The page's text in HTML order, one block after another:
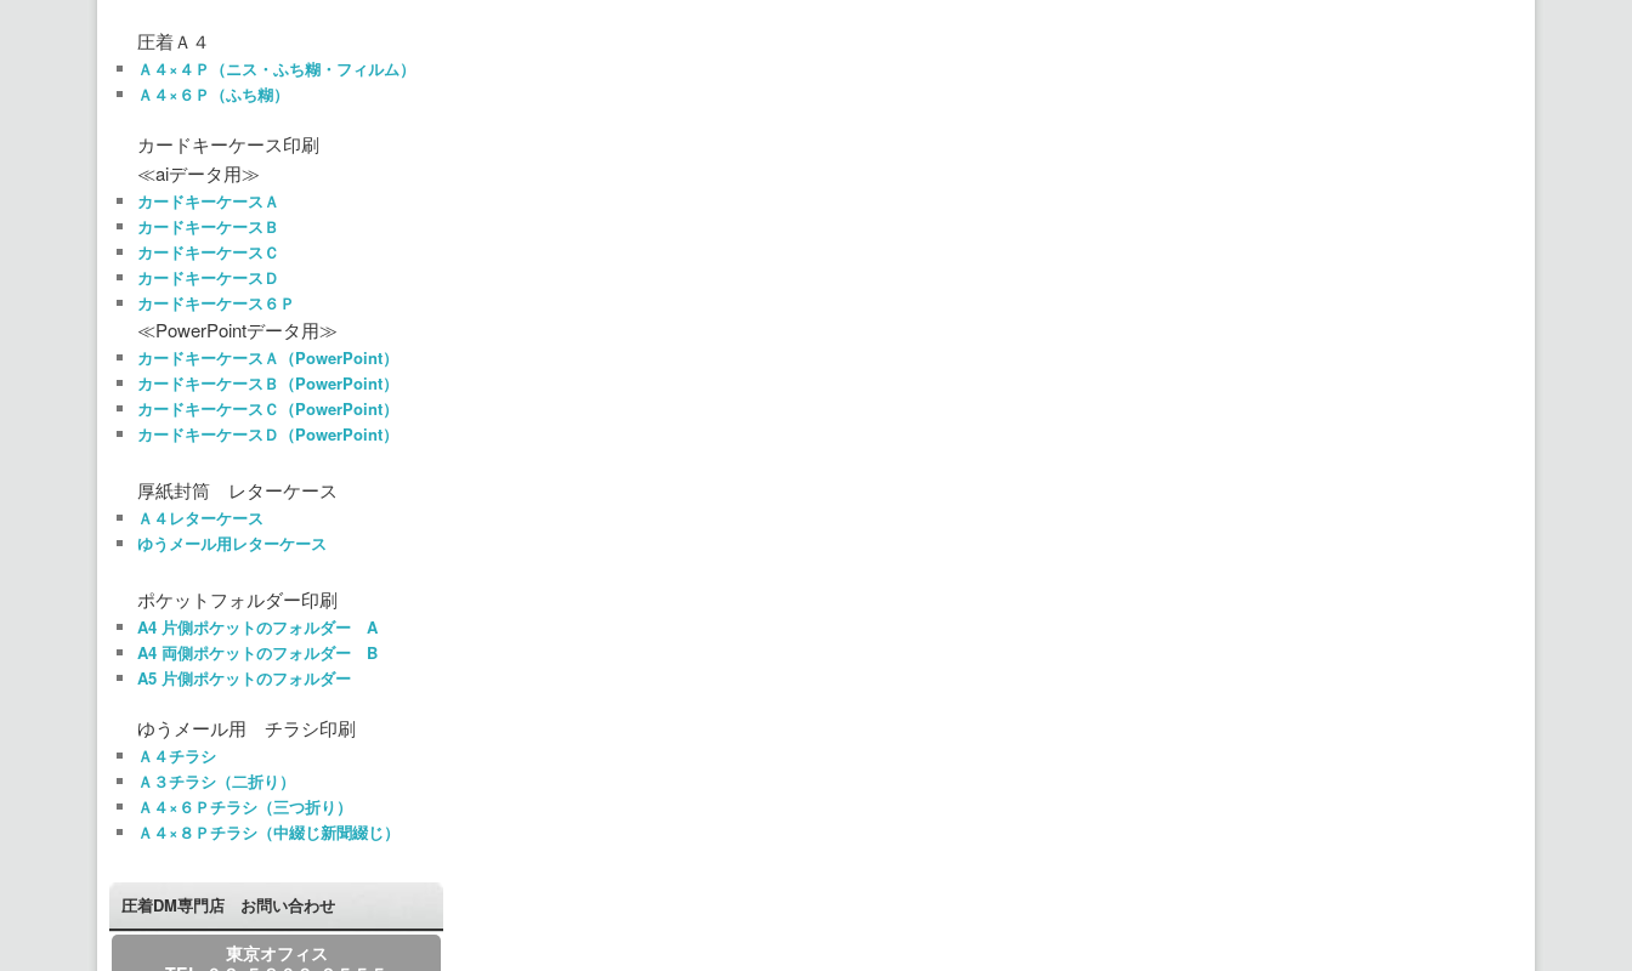
圧着Ａ４
Ａ４×４Ｐ（ニス・ふち糊・フィルム）
Ａ４×６Ｐ（ふち糊）
カードキーケース印刷
≪aiデータ用≫
カードキーケースＡ
カードキーケースＢ
カードキーケースＣ
カードキーケースＤ
カードキーケース６Ｐ
≪PowerPointデータ用≫
カードキーケースＡ（PowerPoint）
カードキーケースＢ（PowerPoint）
カードキーケースＣ（PowerPoint）
カードキーケースＤ（PowerPoint）
厚紙封筒 レターケース
Ａ４レターケース
ゆうメール用レターケース
ポケットフォルダー印刷
A4 片側ポケットのフォルダー A
A4 両側ポケットのフォルダー B
A5 片側ポケットのフォルダー
ゆうメール用 チラシ印刷
Ａ４チラシ
Ａ３チラシ（二折り）
Ａ４×６Ｐチラシ（三つ折り）
Ａ４×８Ｐチラシ（中綴じ新聞綴じ）
圧着DM専門店 お問い合わせ
東京オフィス